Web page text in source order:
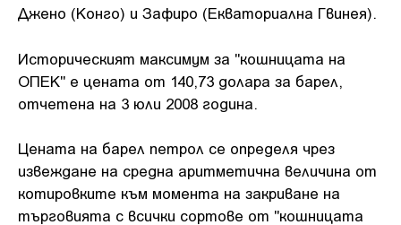
Джено (Конго) и Зафиро (Екваториална Гвинея).
Историческият максимум за "кошницата на
ОПЕК" е цената от 140,73 долара за барел,
отчетена на 3 юли 2008 година.
Цената на барел петрол се определя чрез
извеждане на средна аритметична величина от
котировките към момента на закриване на
търговията с всички сортове от "кошницата